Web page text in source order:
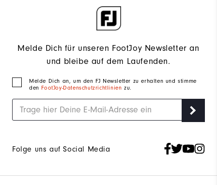
Melde Dich für unseren FootJoy Newsletter an
und bleibe auf dem Laufenden.
Melde Dich an, um den FJ Newsletter zu erhalten und stimme
den FootJoy-Datenschutzrichtlinienzu.
Folge uns auf Social Media